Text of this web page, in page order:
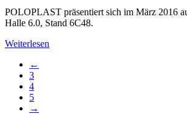
POLOPLAST präsentiert sich im März 2016
Halle 6.0, Stand 6C48.
Weiterlesen
←
3
4
5
→